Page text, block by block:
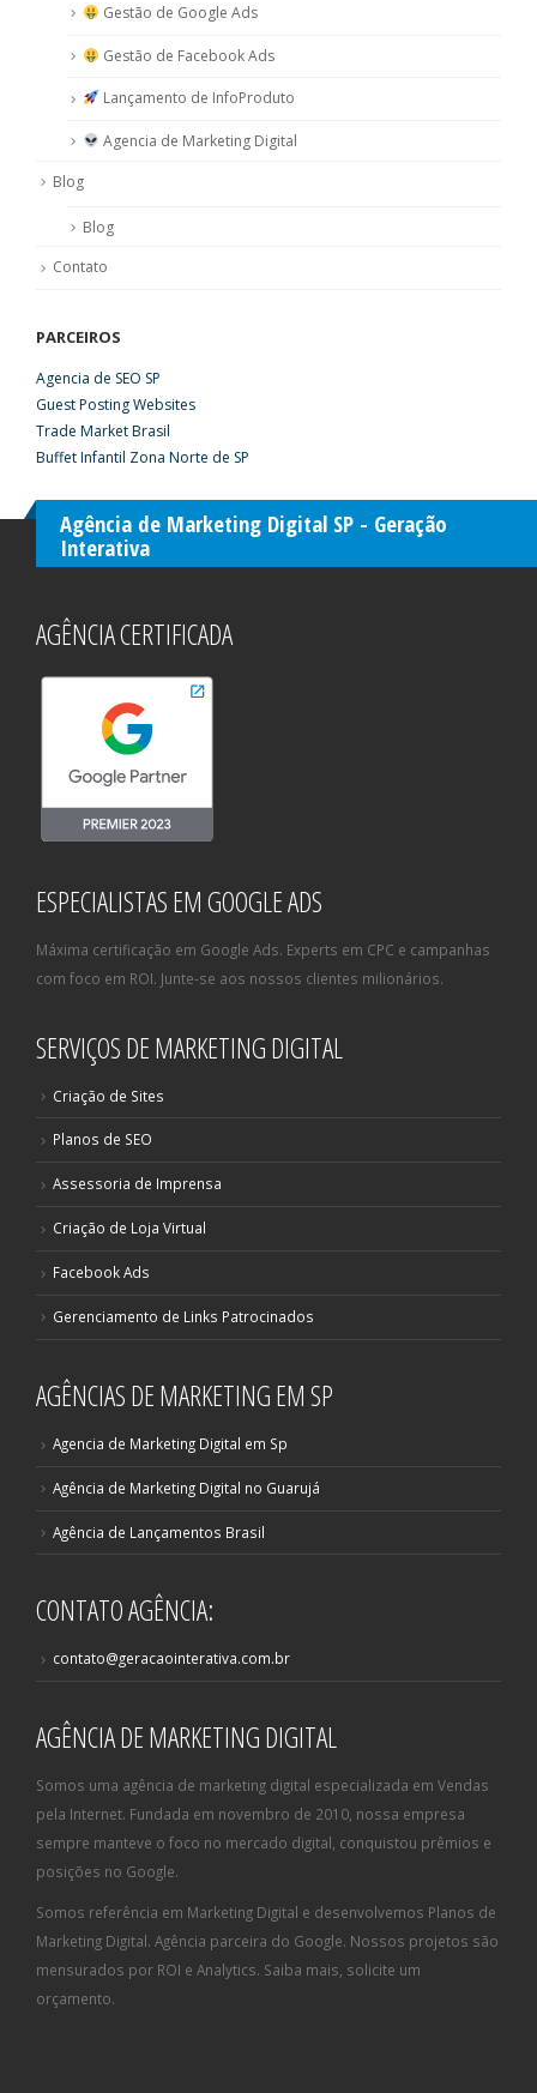
Gestão de Google Ads
Gestão de Facebook Ads
Lançamento de InfoProduto
Agencia de Marketing Digital
Blog
Blog
Contato
PARCEIROS
Agencia de SEO SP
Guest Posting Websites
Trade Market Brasil
Buffet Infantil Zona Norte de SP
Agência de Marketing Digital SP - Geração
Interativa
AGÊNCIA CERTIFICADA
ESPECIALISTAS EM GOOGLE ADS
Máxima certificação em Google Ads. Experts em CPC e campanhas
com foco em ROI. Junte-se aos nossos clientes milionários.
SERVIÇOS DE MARKETING DIGITAL
Criação de Sites
Planos de SEO
Assessoria de Imprensa
Criação de Loja Virtual
Facebook Ads
Gerenciamento de Links Patrocinados
AGÊNCIAS DE MARKETING EM SP
Agencia de Marketing Digital em Sp
Agência de Marketing Digital no Guarujá
Agência de Lançamentos Brasil
CONTATO AGÊNCIA:
contato@geracaointerativa.com.br
AGÊNCIA DE MARKETING DIGITAL
Somos uma agência de marketing digital especializada em Vendas
pela Internet. Fundada em novembro de 2010, nossa empresa
sempre manteve o foco no mercado digital, conquistou prêmios e
posições no Google.
Somos referência em Marketing Digital e desenvolvemos Planos de
Marketing Digital. Agência parceira do Google. Nossos projetos são
mensurados por ROI e Analytics. Saiba mais, solicite um
orçamento.